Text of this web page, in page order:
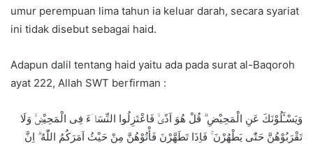
umur perempuan lima tahun ia keluar darah, secara syariat
ini tidak disebut sebagai haid.
Adapun dalil tentang haid yaitu ada pada surat al-Baqoroh
ayat 222, Allah SWT berfirman :
وَيَسْـَٔلُوْنَكَ عَنِ الْمَحِيْضِ ۗ قُلْ هُوَ اَذًىۙ فَاعْتَزِلُوا النِّسَاۤءَ فِى الْمَحِيْضِۙ وَلَا
تَقْرَبُوْهُنَّ حَتّٰى يَطْهُرْنَ ۚ فَاِذَا تَطَهَّرْنَ فَأْتُوْهُنَّ مِنْ حَيْثُ اَمَرَكُمُ اللّٰهُ ۗ اِنَّ